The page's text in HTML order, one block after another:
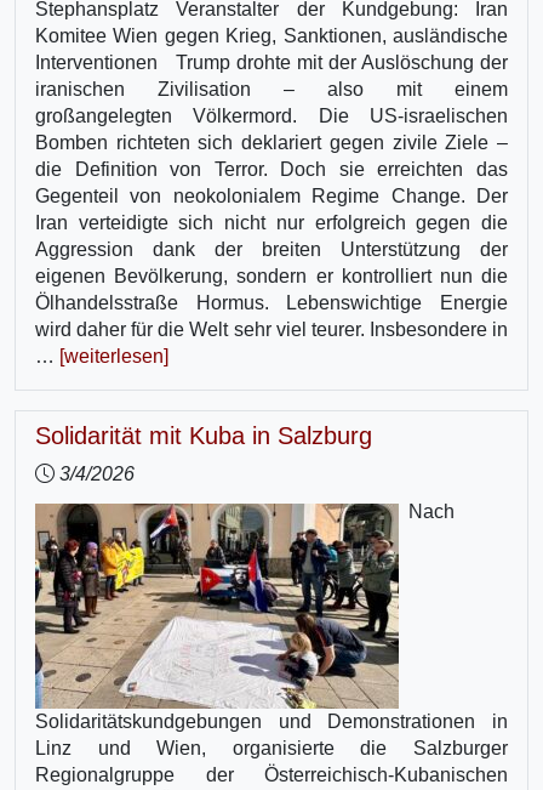
Stephansplatz Veranstalter der Kundgebung: Iran
Komitee Wien gegen Krieg, Sanktionen, ausländische
Interventionen Trump drohte mit der Auslöschung der
iranischen Zivilisation – also mit einem
großangelegten Völkermord. Die US-israelischen
Bomben richteten sich deklariert gegen zivile Ziele –
die Definition von Terror. Doch sie erreichten das
Gegenteil von neokolonialem Regime Change. Der
Iran verteidigte sich nicht nur erfolgreich gegen die
Aggression dank der breiten Unterstützung der
eigenen Bevölkerung, sondern er kontrolliert nun die
Ölhandelsstraße Hormus. Lebenswichtige Energie
wird daher für die Welt sehr viel teurer. Insbesondere in
… [weiterlesen]
Solidarität mit Kuba in Salzburg
3/4/2026
Nach
Solidaritätskundgebungen und Demonstrationen in
Linz und Wien, organisierte die Salzburger
Regionalgruppe der Österreichisch-Kubanischen